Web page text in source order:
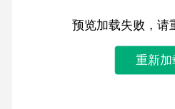
预览加载失败，请
重新加